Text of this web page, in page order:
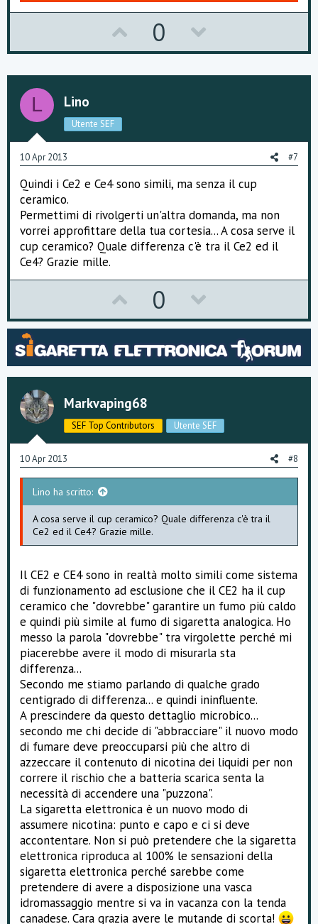
p
v
e
0
o
w
o
t
L Lino
Utente SEF
10 Apr 2013 #7
Quindi i Ce2 e Ce4 sono simili, ma senza il cup
ceramico.
Permettimi di rivolgerti un'altra domanda, ma non
vorrei approfittare della tua cortesia... A cosa serve il
cup ceramico? Quale differenza c'è tra il Ce2 ed il
Ce4? Grazie mille.
p
v
o
t
e
0
o
w
n
o
t
e
Markvaping68
SEF Top Contributors Utente SEF
10 Apr 2013 #8
Lino ha scritto:
A cosa serve il cup ceramico? Quale differenza c'è tra il
Ce2 ed il Ce4? Grazie mille.
Il CE2 e CE4 sono in realtà molto simili come sistema
di funzionamento ad esclusione che il CE2 ha il cup
ceramico che "dovrebbe" garantire un fumo più caldo
e quindi più simile al fumo di sigaretta analogica. Ho
messo la parola "dovrebbe" tra virgolette perché mi
piacerebbe avere il modo di misurarla sta
differenza...
Secondo me stiamo parlando di qualche grado
centigrado di differenza... e quindi ininfluente.
A prescindere da questo dettaglio microbico...
secondo me chi decide di "abbracciare" il nuovo modo
di fumare deve preoccuparsi più che altro di
azzeccare il contenuto di nicotina dei liquidi per non
correre il rischio che a batteria scarica senta la
necessità di accendere una "puzzona".
La sigaretta elettronica è un nuovo modo di
assumere nicotina: punto e capo e ci si deve
accontentare. Non si può pretendere che la sigaretta
elettronica riproduca al 100% le sensazioni della
sigaretta elettronica perché sarebbe come
pretendere di avere a disposizione una vasca
idromassaggio mentre si va in vacanza con la tenda
canadese. Cara grazia avere le mutande di scorta!